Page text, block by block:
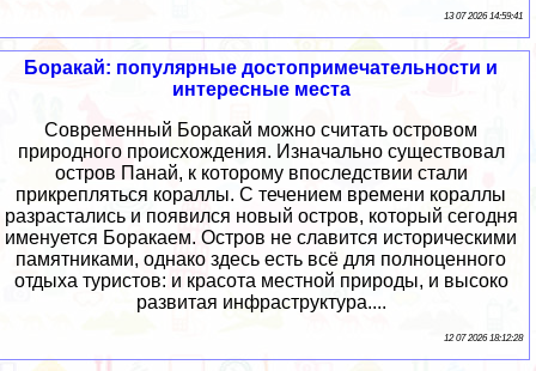
13 07 2026 14:59:41
Боракай: популярные достопримечательности и
интересные места
Современный Боракай можно считать островом
природного происхождения. Изначально существовал
остров Панай, к которому впоследствии стали
прикрепляться кораллы. С течением времени кораллы
разрастались и появился новый остров, который сегодня
именуется Боракаем. Остров не славится историческими
памятниками, однако здесь есть всё для полноценного
отдыха туристов: и красота местной природы, и высоко
развитая инфраструктура....
12 07 2026 18:12:28